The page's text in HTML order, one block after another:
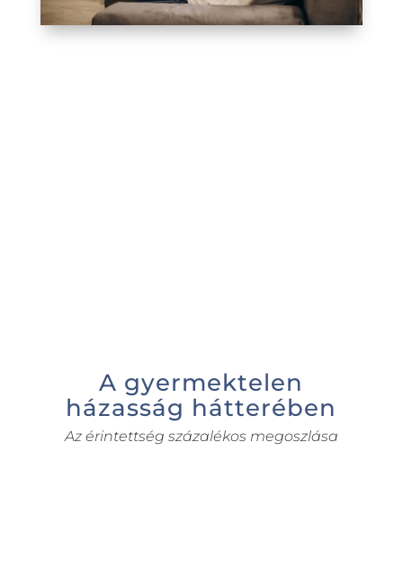
A gyermektelen
házasság hátterében
Az érintettség százalékos megoszlása